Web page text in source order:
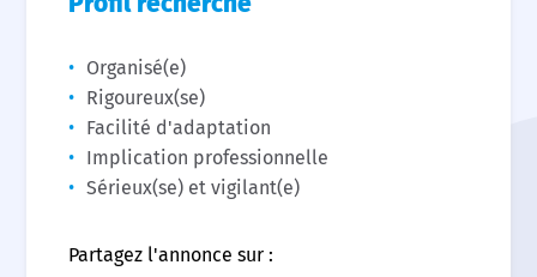
Organisé(e)
Rigoureux(se)
Facilité d'adaptation
Implication professionnelle
Sérieux(se) et vigilant(e)
Partagez l'annonce sur :